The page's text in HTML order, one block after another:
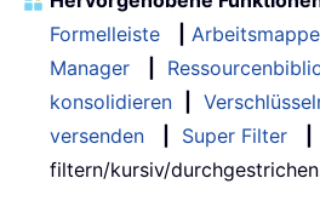
Formelleiste
Manager
konsolidieren
versenden
Super Filter
filtern/kursiv/